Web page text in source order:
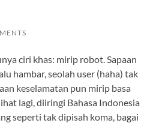
ciri khas: mirip robot. Sapaan
hambar, seolah user (haha) tak
keselamatan pun mirip basa
lagi, diiringi Bahasa Indonesia
seperti tak dipisah koma, bagai